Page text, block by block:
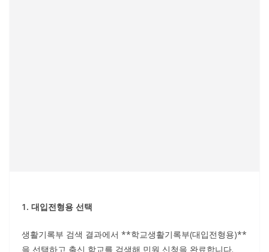
1. 대입전형용 선택
생활기록부 검색 결과에서 **학교생활기록부(대입전형용)**
을 선택하고 출신 학교를 검색해 민원 신청을 완료합니다.